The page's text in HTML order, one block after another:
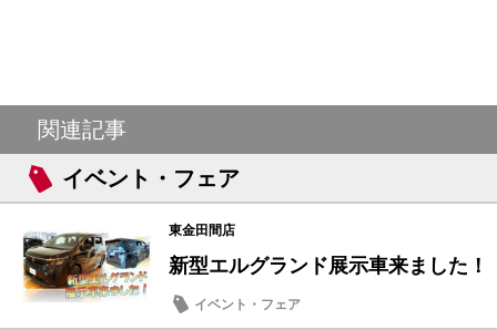
関連記事
イベント・フェア
東金田間店
新型エルグランド展示車来ました！
イベント・フェア